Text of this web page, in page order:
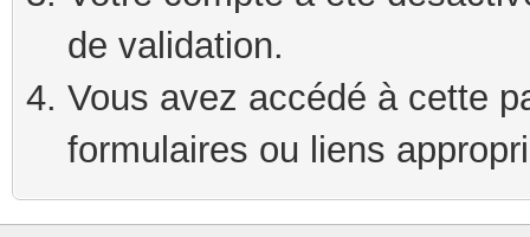
de validation.
Vous avez accédé à cette
formulaires ou liens